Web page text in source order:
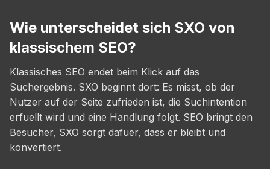
Wie unterscheidet sich SXO von
klassischem SEO?
Klassisches SEO endet beim Klick auf das
Suchergebnis. SXO beginnt dort: Es misst, ob der
Nutzer auf der Seite zufrieden ist, die Suchintention
erfuellt wird und eine Handlung folgt. SEO bringt den
Besucher, SXO sorgt dafuer, dass er bleibt und
konvertiert.